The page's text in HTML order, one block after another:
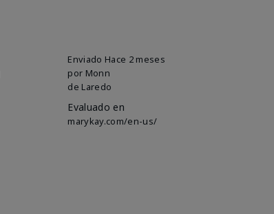
Enviado Hace 2 meses
por Monn
de Laredo
Evaluado en
marykay.com/en-us/